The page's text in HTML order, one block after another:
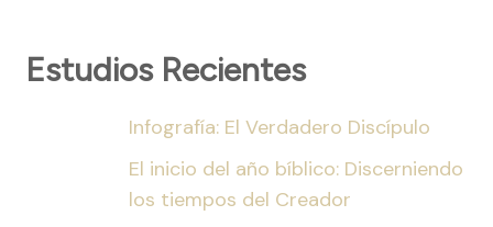
Estudios Recientes
Infografía: El Verdadero Discípulo
El inicio del año bíblico: Discerniendo
los tiempos del Creador